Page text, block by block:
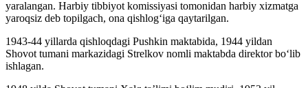
yaralangan. Harbiy tibbiyot komissiyasi tomonidan harbiy xizmatga
yaroqsiz deb topilgach, ona qishlog‘iga qaytarilgan.
1943-44 yillarda qishloqdagi Pushkin maktabida, 1944 yildan
Shovot tumani markazidagi Strelkov nomli maktabda direktor bo‘lib
ishlagan.